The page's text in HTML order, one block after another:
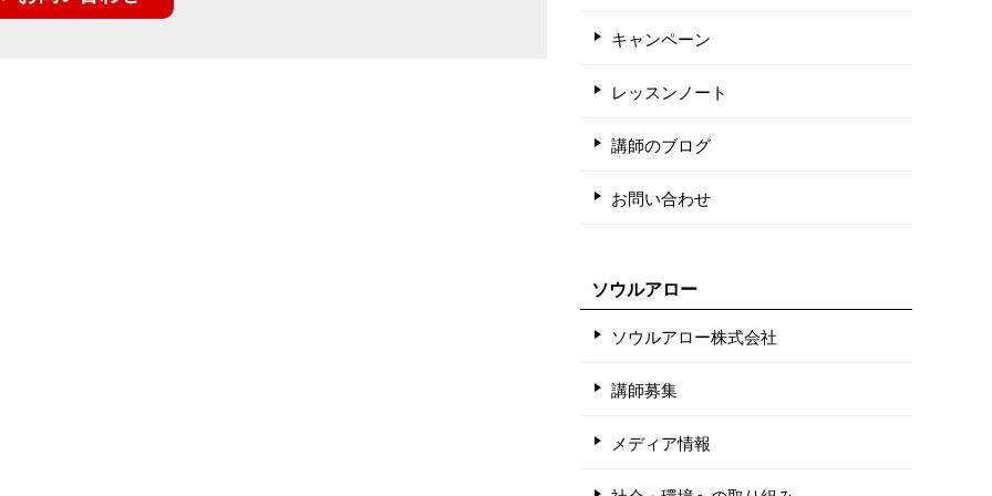
キャンペーン
レッスンノート
講師のブログ
お問い合わせ
ソウルアロー
ソウルアロー株式会社
講師募集
メディア情報